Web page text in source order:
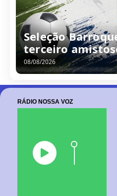
0
8
/
2
0
2
6
RÁDIO NOSSA VOZ